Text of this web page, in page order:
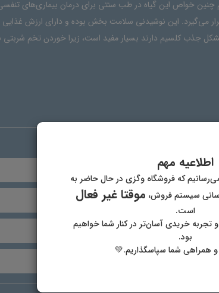
خواص این گیاه در طب سنتی برای درمان بیماری‌های
می‌گیرد. این نوشیدنی سلامت بخش بوده و دارای ارزش
جذب کلسیم دارند بسیار مفید است، زیرا خوردن تخم شربتی
سیتریک- طعم دهنده لیمو-رنگ خوراکی - آب
اطلاعیه مهم
که فروشگاه وگزی در حال حاضر به
سیستم فروش، موقتا غیر فعال
است.
و تجربه خریدی آسان‌تر در کنار شما خواهیم
بود.
و همراهی شما سپاسگذاریم.💚